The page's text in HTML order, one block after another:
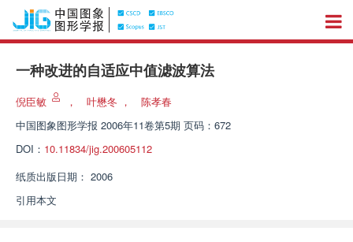
一种改进的自适应中值滤波算法
倪臣敏 ， 叶懋冬 ，
陈孝春
中国图象图形学报 2006年11卷第5期 页码：672
DOI： 10.11834/jig.200605112
纸质出版日期： 2006
引用本文